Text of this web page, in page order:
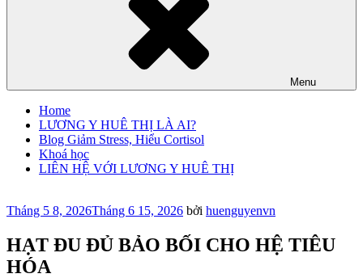
Menu
Home
LƯƠNG Y HUÊ THỊ LÀ AI?
Blog Giảm Stress, Hiểu Cortisol
Khoá học
LIÊN HỆ VỚI LƯƠNG Y HUÊ THỊ
Đăng
Tháng 5 8, 2026Tháng 6 15, 2026 bởi huenguyenvn
HẠT ĐU ĐỦ BẢO BỐI CHO HỆ TIÊU
HÓA